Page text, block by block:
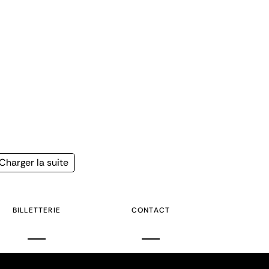
la suite
BILLETTERIE CONTACT